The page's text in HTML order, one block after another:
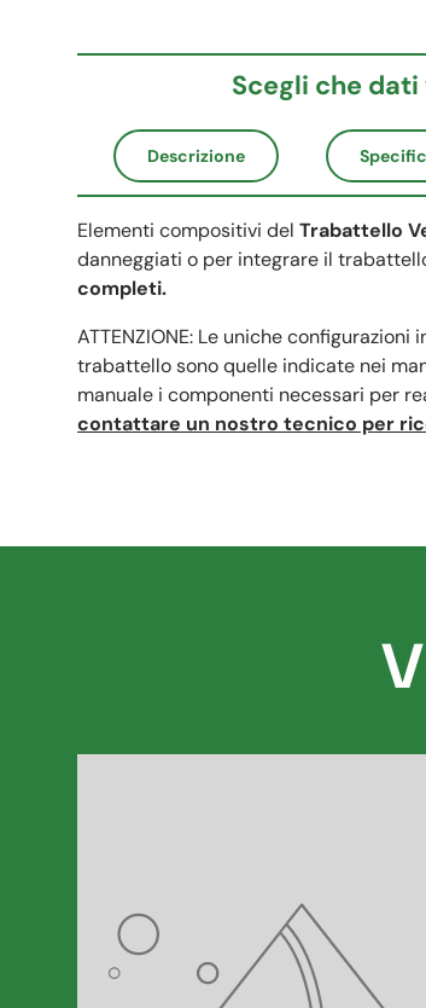
Scegli che
Descrizione
Elementi compositivi del Trabattello
danneggiati o per integrare il
completi.
ATTENZIONE: Le uniche
trabattello sono quelle indicate nei
manuale i componenti necessari per
contattare un nostro tecnico per